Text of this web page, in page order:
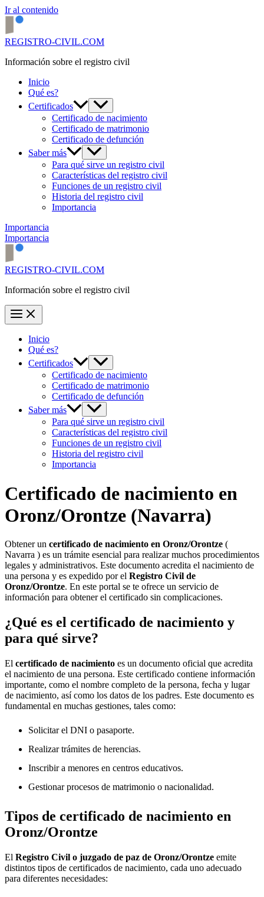
Ir al contenido
REGISTRO-CIVIL.COM
Información sobre el registro civil
Inicio
Qué es?
Certificados
Certificado de nacimiento
Certificado de matrimonio
Certificado de defunción
Saber más
Para qué sirve un registro civil
Características del registro civil
Funciones de un registro civil
Historia del registro civil
Importancia
Importancia
Importancia
REGISTRO-CIVIL.COM
Información sobre el registro civil
Inicio
Qué es?
Certificados
Certificado de nacimiento
Certificado de matrimonio
Certificado de defunción
Saber más
Para qué sirve un registro civil
Características del registro civil
Funciones de un registro civil
Historia del registro civil
Importancia
Certificado de nacimiento en
Oronz/Orontze (Navarra)
Obtener un certificado de nacimiento en Oronz/Orontze (
Navarra ) es un trámite esencial para realizar muchos procedimientos
legales y administrativos. Este documento acredita el nacimiento de
una persona y es expedido por el Registro Civil de
Oronz/Orontze. En este portal se te ofrece un servicio de
información para obtener el certificado sin complicaciones.
¿Qué es el certificado de nacimiento y
para qué sirve?
El certificado de nacimiento es un documento oficial que acredita
el nacimiento de una persona. Este certificado contiene información
importante, como el nombre completo de la persona, fecha y lugar
de nacimiento, así como los datos de los padres. Este documento es
fundamental en muchas gestiones, tales como:
Solicitar el DNI o pasaporte.
Realizar trámites de herencias.
Inscribir a menores en centros educativos.
Gestionar procesos de matrimonio o nacionalidad.
Tipos de certificado de nacimiento en
Oronz/Orontze
El Registro Civil o juzgado de paz de Oronz/Orontze emite
distintos tipos de certificados de nacimiento, cada uno adecuado
para diferentes necesidades: